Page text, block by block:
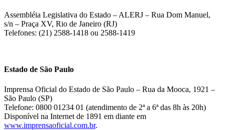
Assembléia Legislativa do Estado – ALERJ – Rua Dom Manuel,
s/n – Praça XV, Rio de Janeiro (RJ)
Telefones: (21) 2588-1418 ou 2588-1419
Estado de São Paulo
Imprensa Oficial do Estado de São Paulo – Rua da Mooca, 1921 –
São Paulo (SP)
Telefone: 0800 01234 01 (atendimento de 2ª a 6ª das 8h às 20h)
Disponível na Internet de 1891 em diante em
www.imprensaoficial.com.br.